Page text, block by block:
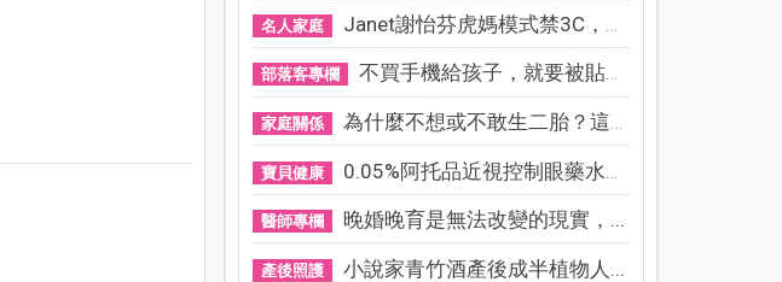
名人家庭 Janet謝怡芬虎媽模式禁3C，看...
部落客專欄 不買手機給孩子，就要被貼「...
家庭關係 為什麼不想或不敢生二胎？這8...
寶貝健康 0.05%阿托品近視控制眼藥水納...
醫師專欄 晚婚晚育是無法改變的現實，...
產後照護 小說家青竹酒產後成半植物人...